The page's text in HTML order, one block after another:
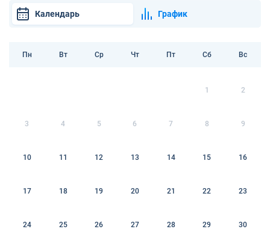
Календарь График
Пн Вт Ср Чт Пт Сб Вс
1 2
3 4 5 6 7 8 9
10 11 12 13 14 15 16
17 18 19 20 21 22 23
24 25 26 27 28 29 30